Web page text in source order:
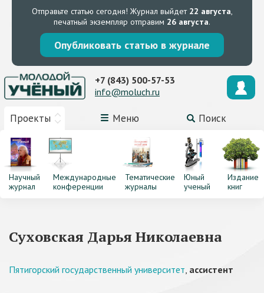
Отправьте статью сегодня! Журнал выйдет 22 августа,
печатный экземпляр отправим 26 августа.
Опубликовать статью в журнале
Проекты Меню Поиск
+7 (843) 500-57-53
info@moluch.ru
Научный
журнал
Международные
конференции
Тематические
журналы
Юный
ученый
Издание
книг
Суховская Дарья Николаевна
Пятигорский государственный университет, ассистент